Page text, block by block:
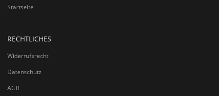
Startseite
RECHTLICHES
Widerrufsrecht
Datenschutz
AGB